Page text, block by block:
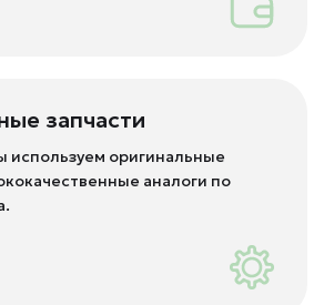
запчасти
используем оригинальные
аналоги по